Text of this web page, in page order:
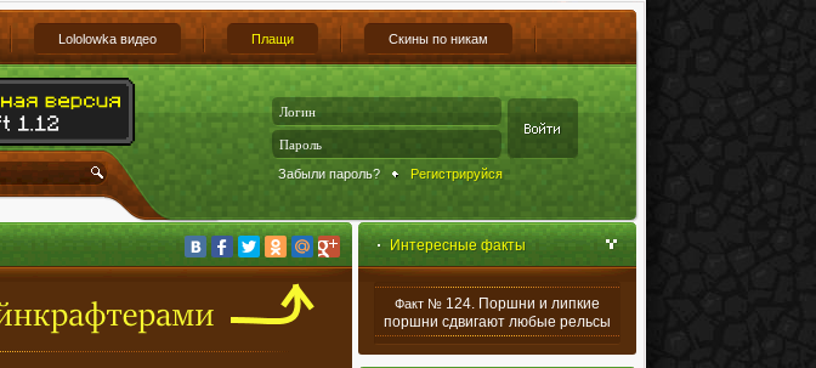
Lololowka видео Плащи Скины по никам
Забыли пароль? Регистрируйся
Интересные факты
Факт № 124. Поршни и липкие
поршни сдвигают любые рельсы